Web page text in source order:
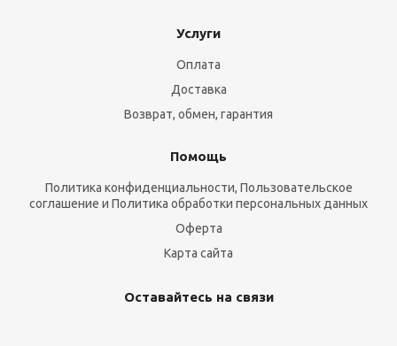
Услуги
Оплата
Доставка
Возврат, обмен, гарантия
Помощь
Политика конфиденциальности, Пользовательское
соглашение и Политика обработки персональных данных
Оферта
Карта сайта
Оставайтесь на связи